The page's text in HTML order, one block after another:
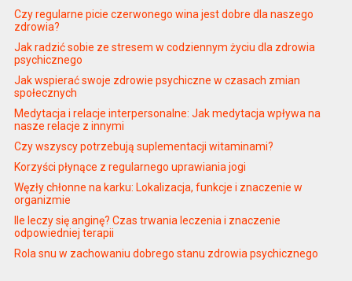
Czy regularne picie czerwonego wina jest dobre dla naszego
zdrowia?
Jak radzić sobie ze stresem w codziennym życiu dla zdrowia
psychicznego
Jak wspierać swoje zdrowie psychiczne w czasach zmian
społecznych
Medytacja i relacje interpersonalne: Jak medytacja wpływa na
nasze relacje z innymi
Czy wszyscy potrzebują suplementacji witaminami?
Korzyści płynące z regularnego uprawiania jogi
Węzły chłonne na karku: Lokalizacja, funkcje i znaczenie w
organizmie
Ile leczy się anginę? Czas trwania leczenia i znaczenie
odpowiedniej terapii
Rola snu w zachowaniu dobrego stanu zdrowia psychicznego